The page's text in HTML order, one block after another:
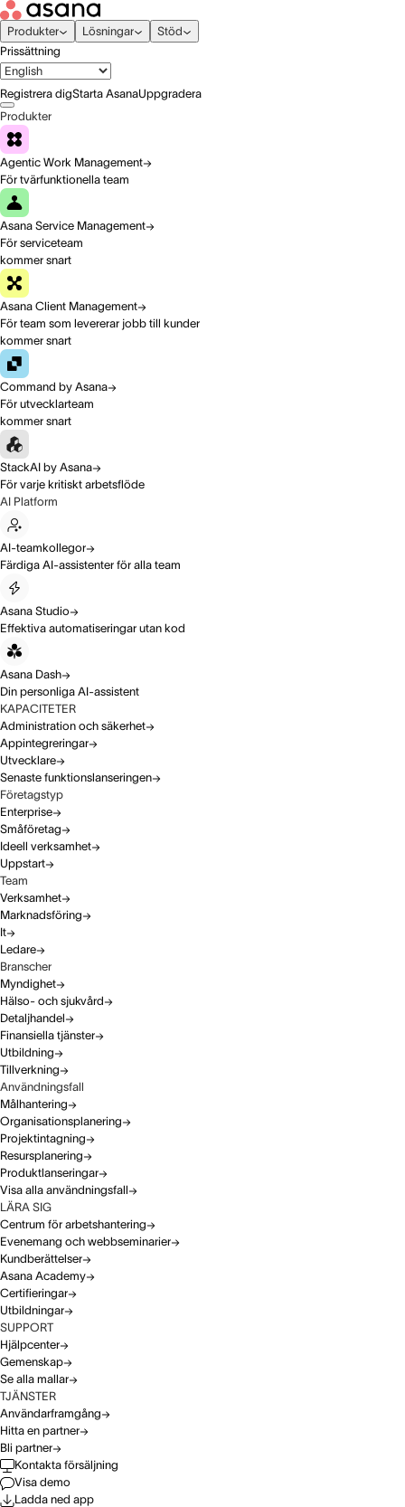
Produkter Lösningar
Stöd
Prissättning
Registrera digStarta AsanaUppgradera
Produkter
Agentic Work Management
För tvärfunktionella team
Asana Service Management
För serviceteam
kommer snart
Asana Client Management
För team som levererar jobb till kunder
kommer snart
Command by Asana
För utvecklarteam
kommer snart
StackAI by Asana
För varje kritiskt arbetsflöde
AI Platform
AI-teamkollegor
Färdiga AI-assistenter för alla team
Asana Studio
Effektiva automatiseringar utan kod
Asana Dash
Din personliga AI-assistent
KAPACITETER
Administration och säkerhet
Appintegreringar
Utvecklare
Senaste funktionslanseringen
Företagstyp
Enterprise
Småföretag
Ideell verksamhet
Uppstart
Team
Verksamhet
Marknadsföring
It
Ledare
Branscher
Myndighet
Hälso- och sjukvård
Detaljhandel
Finansiella tjänster
Utbildning
Tillverkning
Användningsfall
Målhantering
Organisationsplanering
Projektintagning
Resursplanering
Produktlanseringar
Visa alla användningsfall
LÄRA SIG
Centrum för arbetshantering
Evenemang och webbseminarier
Kundberättelser
Asana Academy
Certifieringar
Utbildningar
SUPPORT
Hjälpcenter
Gemenskap
Se alla mallar
TJÄNSTER
Användarframgång
Hitta en partner
Bli partner
Kontakta försäljning
Visa demo
Ladda ned app